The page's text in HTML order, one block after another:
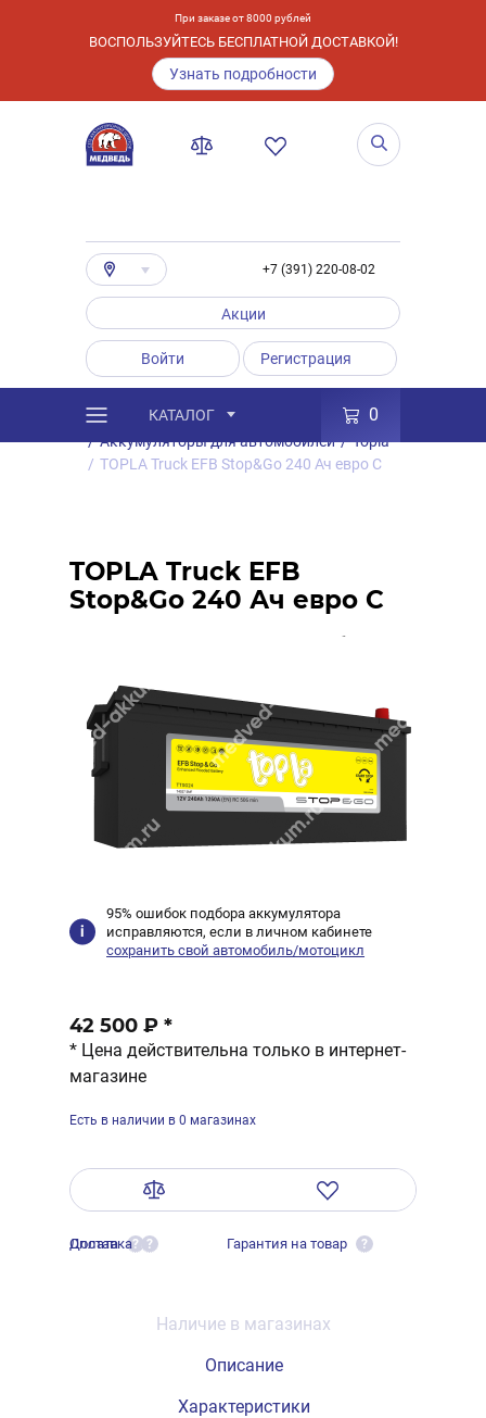
При заказе от 8000 рублей
ВОСПОЛЬЗУЙТЕСЬ БЕСПЛАТНОЙ ДОСТАВКОЙ!
Узнать подробности
+7 (391) 220-08-02
Акции
Войти Регистрация
КАТАЛОГ 0
Каталог / Товары
Аккумуляторы
/ Аккумуляторы для автомобилей / Topla
/ TOPLA Truck EFB Stop&Go 240 Ач евро C
TOPLA Truck EFB
Stop&Go 240 Ач евро C
95% ошибок подбора аккумулятора
исправляются, если в личном кабинете
сохранить свой автомобиль/мотоцикл
42 500 ₽ *
* Цена действительна только в интернет-
магазине
Есть в наличии в 0 магазинах
Оплата ?
Доставка ? Гарантия на товар ?
Наличие в магазинах
Описание
Характеристики